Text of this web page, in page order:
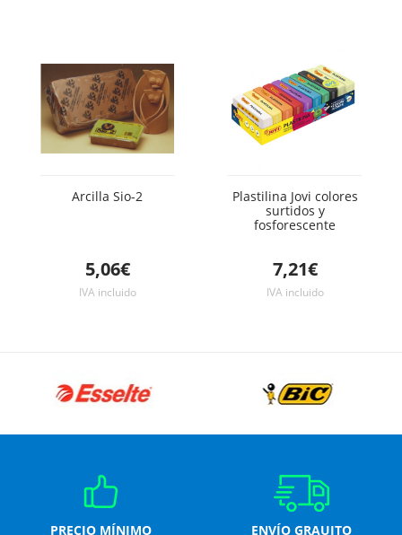
Arcilla Sio-2
5,06€
IVA incluido
Plastilina Jovi colores
surtidos y
fosforescente
7,21€
IVA incluido
PRECIO MÍNIMO
ENVÍO GRAUITO